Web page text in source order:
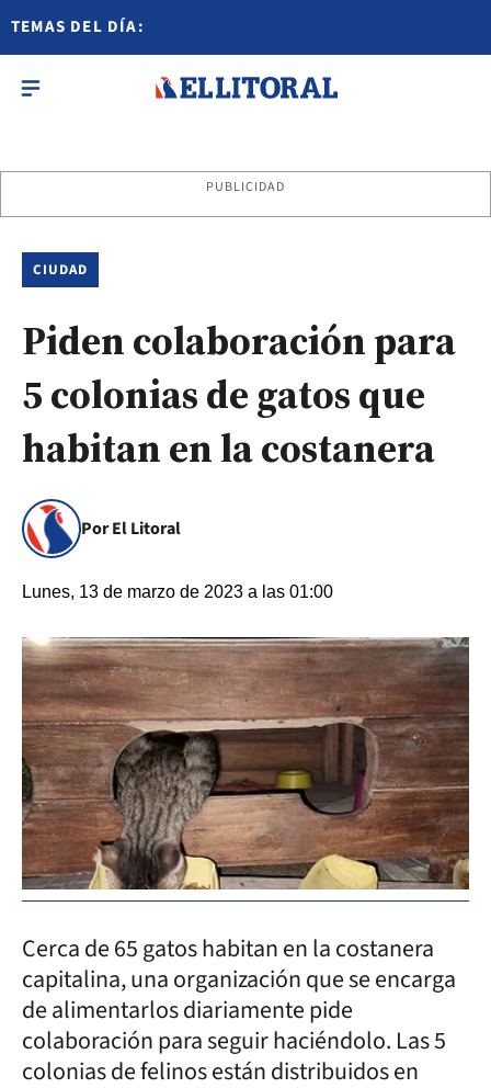
TEMAS DEL DÍA:
PUBLICIDAD
CIUDAD
Piden colaboración para
5 colonias de gatos que
habitan en la costanera
Por El Litoral
Lunes, 13 de marzo de 2023 a las 01:00
Cerca de 65 gatos habitan en la costanera
capitalina, una organización que se encarga
de alimentarlos diariamente pide
colaboración para seguir haciéndolo. Las 5
colonias de felinos están distribuidos en